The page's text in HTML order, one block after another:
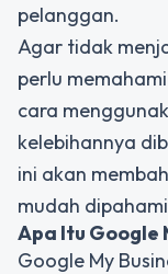
pelanggan.
Agar tidak
perlu memahami
cara
kelebihannya
ini akan
mudah
Apa Itu Google
Google My